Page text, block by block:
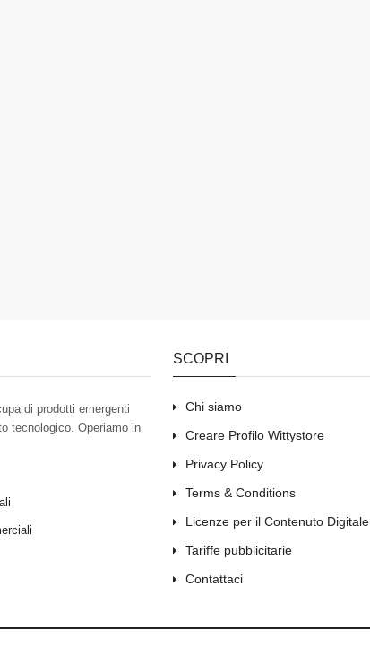
di prodotti emergenti
tecnologico. Operiamo in
SCOPRI
Chi siamo
Creare Profilo Wittystore
Privacy Policy
Terms & Conditions
Licenze per il Contenuto Digitale
Tariffe pubblicitarie
Contattaci